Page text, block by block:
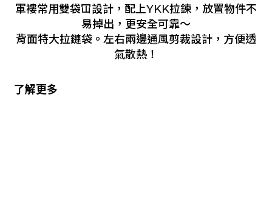
軍褸常用雙袋冚設計，配上YKK拉鍊，放置物件不
易掉出，更安全可靠～
背面特大拉鏈袋。左右兩邊通風剪裁設計，方便透
氣散熱！
了解更多